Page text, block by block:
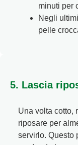
minuti per
Negli
pelle
5. Lascia
Una volta cotto,
riposare per
servirlo. Questo